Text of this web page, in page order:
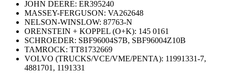
JOHN DEERE: ER395240
MASSEY-FERGUSON: VA262648
NELSON-WINSLOW: 87763-N
ORENSTEIN + KOPPEL (O+K): 145 0161
SCHROEDER: SBF96004S7B, SBF96004Z10B
TAMROCK: TT81732669
VOLVO (TRUCKS/VCE/VME/PENTA): 11991331-7,
4881701, 1191331